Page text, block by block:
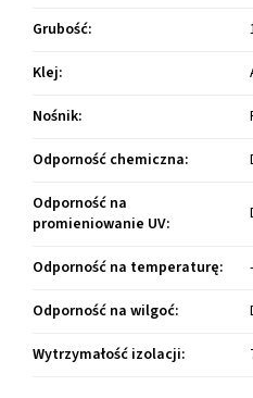
Grubość:
Klej:
Nośnik:
Odporność chemiczna:
Odporność na
promieniowanie UV:
Odporność na temperaturę:
Odporność na wilgoć:
Wytrzymałość izolacji: